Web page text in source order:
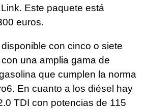
Este paquete está
euros.
con cinco o siete
una amplia gama de
que cumplen la norma
En cuanto a los diésel hay
TDI con potencias de 115